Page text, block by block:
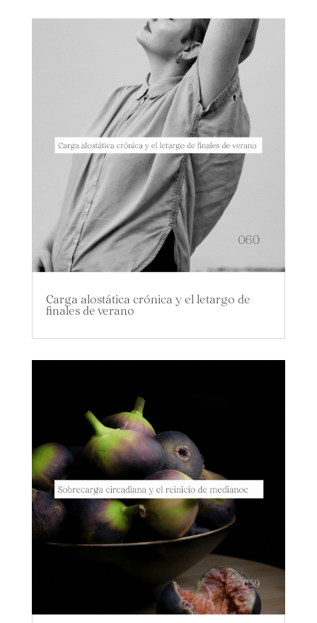
Carga alostática crónica y el letargo de
finales de verano